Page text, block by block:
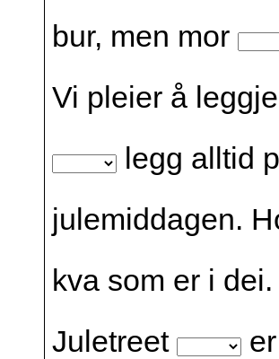
bur, men mor
Vi pleier å
legg alltid
julemiddagen.
kva som er i dei.
Juletreet